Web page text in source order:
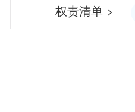
权责清单 >